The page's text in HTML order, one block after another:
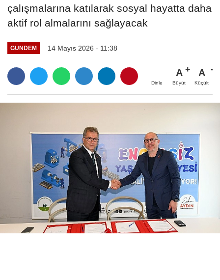
çalışmalarına katılarak sosyal hayatta daha
aktif rol almalarını sağlayacak
GÜNDEM 14 Mayıs 2026 - 11:38
Dinle
A
Büyüt
A
Küçült